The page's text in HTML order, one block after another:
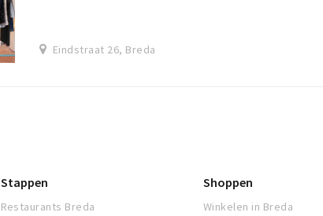
Eindstraat 26, Breda
Stappen
Restaurants Breda
Shoppen
Winkelen in Breda